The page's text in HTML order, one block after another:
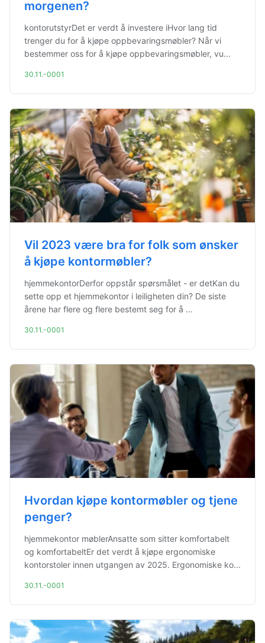
morgenen?
kontorutstyrDet er verdt å investere iHvor lang tid
trenger du for å kjøpe oppbevaringsmøbler? Når vi
bestemmer oss for å kjøpe oppbevaringsmøbler, vu...
30.11.-0001
Vil 2023 være bra for folk som ønsker
å kjøpe kontormøbler?
hjemmekontorDerfor oppstår spørsmålet - er detKan du
sette opp et hjemmekontor i leiligheten din? De siste
årene har flere og flere bestemt seg for å ...
30.11.-0001
Hvordan kjøpe kontormøbler og tjene
penger?
hjemmekontor møblerAnsatte som sitter komfortabelt
og komfortabeltEr det verdt å kjøpe ergonomiske
kontorstoler innen utgangen av 2025. Ergonomiske ko...
30.11.-0001